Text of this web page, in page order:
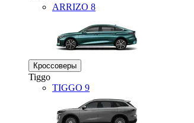
ARRIZO 8
Кроссоверы
Tiggo
TIGGO 9